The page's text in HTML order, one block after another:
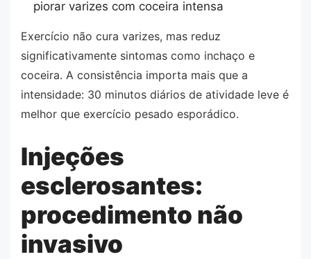
piorar varizes com coceira intensa
Exercício não cura varizes, mas reduz
significativamente sintomas como inchaço e
coceira. A consistência importa mais que a
intensidade: 30 minutos diários de atividade leve é
melhor que exercício pesado esporádico.
Injeções
esclerosantes:
procedimento não
invasivo